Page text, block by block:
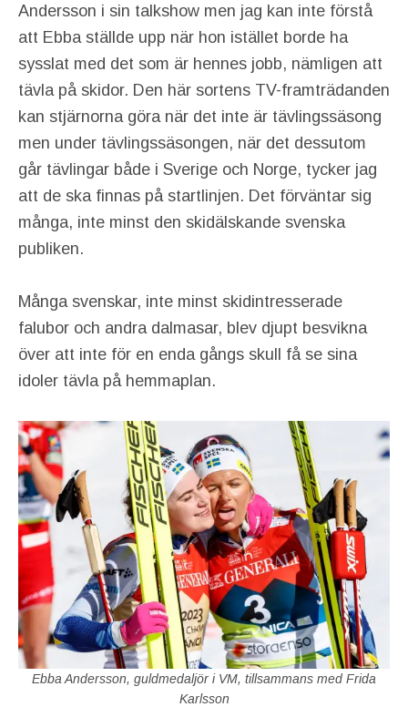
Andersson i sin talkshow men jag kan inte förstå
att Ebba ställde upp när hon istället borde ha
sysslat med det som är hennes jobb, nämligen att
tävla på skidor. Den här sortens TV-framträdanden
kan stjärnorna göra när det inte är tävlingssäsong
men under tävlingssäsongen, när det dessutom
går tävlingar både i Sverige och Norge, tycker jag
att de ska finnas på startlinjen. Det förväntar sig
många, inte minst den skidälskande svenska
publiken.
Många svenskar, inte minst skidintresserade
falubor och andra dalmasar, blev djupt besvikna
över att inte för en enda gångs skull få se sina
idoler tävla på hemmaplan.
Ebba Andersson, guldmedaljör i VM, tillsammans med Frida
Karlsson